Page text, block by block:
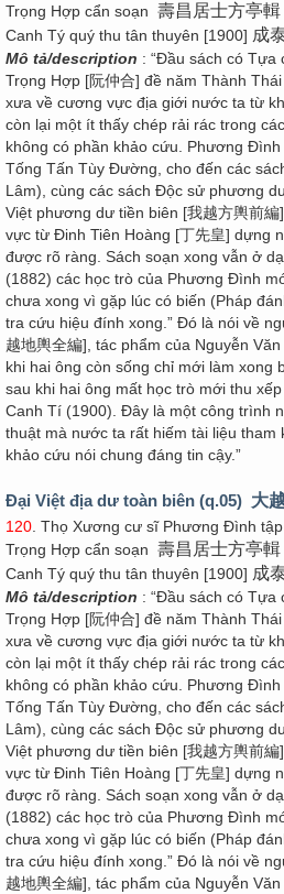
Trọng Hợp cẩn soạn 壽昌居士方亭
Canh Tý quý thu tân thuyên [1900] 成
Mô tả/description : “Đầu sách có Tựa
Trọng Hợp [阮仲合] đề năm Thành
xưa về cương vực địa giới nước ta từ
còn lại một ít thấy chép rải rác trong
không có phần khảo cứu. Phương
Tống Tấn Tùy Đường, cho đến các
Lâm), cùng các sách Độc sử phương
Việt phương dư tiền biên [我越方輿前
vực từ Đinh Tiên Hoàng [丁先皇] dựng
được rõ ràng. Sách soạn xong vẫn ở
(1882) các học trò của Phương Đình
chưa xong vì gặp lúc có biến (Pháp
tra cứu hiệu đính xong.” Đó là nói về
越地輿全編], tác phẩm của Nguyễn
khi hai ông còn sống chỉ mới làm xong
sau khi hai ông mất học trò mới thu
Canh Tí (1900). Đây là một công trình
thuật mà nước ta rất hiếm tài liệu tham
khảo cứu nói chung đáng tin cậy.”
Đại Việt địa dư toàn biên (q.05) 大
120. Thọ Xương cư sĩ Phương Đình
Trọng Hợp cẩn soạn 壽昌居士方亭
Canh Tý quý thu tân thuyên [1900] 成
Mô tả/description : “Đầu sách có Tựa
Trọng Hợp [阮仲合] đề năm Thành
xưa về cương vực địa giới nước ta từ
còn lại một ít thấy chép rải rác trong
không có phần khảo cứu. Phương
Tống Tấn Tùy Đường, cho đến các
Lâm), cùng các sách Độc sử phương
Việt phương dư tiền biên [我越方輿前
vực từ Đinh Tiên Hoàng [丁先皇] dựng
được rõ ràng. Sách soạn xong vẫn ở
(1882) các học trò của Phương Đình
chưa xong vì gặp lúc có biến (Pháp
tra cứu hiệu đính xong.” Đó là nói về
越地輿全編], tác phẩm của Nguyễn